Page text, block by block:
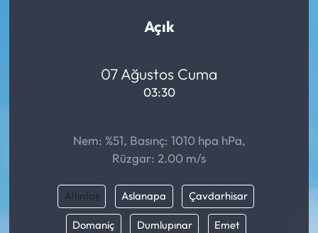
Açık
07 Ağustos Cuma
03:30
Nem: %51, Basınç: 1010 hpa hPa,
Rüzgar: 2.00 m/s
Altıntaş Aslanapa Çavdarhisar
Domaniç Dumlupınar Emet